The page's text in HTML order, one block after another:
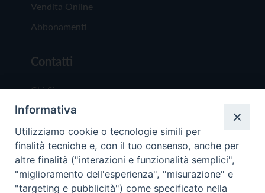
Vendita Online
Abbonamenti
Contatti
Chi Siamo
Redazione
Scrivici
Informativa
Utilizziamo cookie o tecnologie simili per
finalità tecniche e, con il tuo consenso, anche per
altre finalità ("interazioni e funzionalità semplici",
"miglioramento dell'esperienza", "misurazione" e
"targeting e pubblicità") come specificato nella